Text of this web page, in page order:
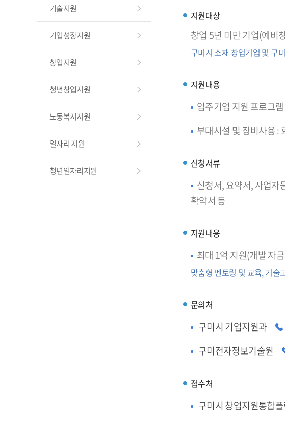
기술지원
기업성장지원
창업지원
청년창업지원
노동복지지원
일자리 지원
청년일자리지원
지원대상
창업 5년 미만 기업(예비
구미시 소재 창업기업 및 구
지원내용
입주기업 지원 프로그
부대시설 및 장비사용 :
신청서류
신청서, 요약서, 사업자
확약서 등
지원내용
최대 1억 지원(개발 자
맞춤형 멘토링 및 교육, 기술
문의처
구미시 기업지원과
구미전자정보기술원
접수처
구미시 창업지원통합